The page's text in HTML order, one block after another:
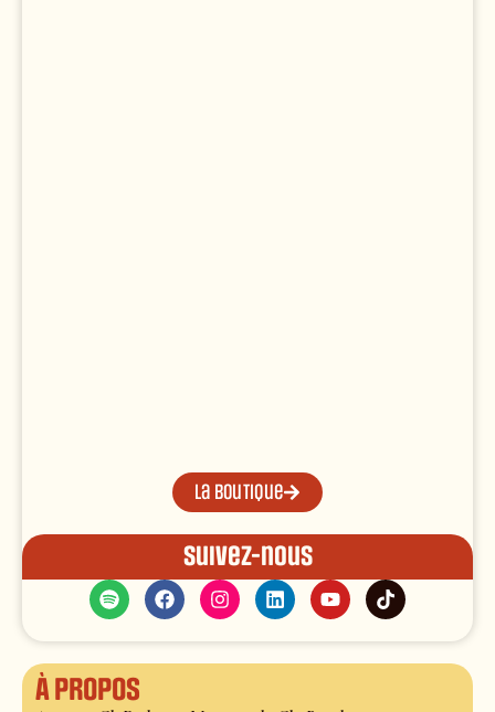
La boutique
Suivez-nous
À propos